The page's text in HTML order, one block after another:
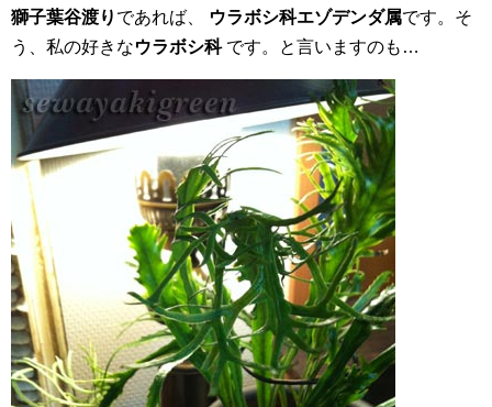
獅子葉谷渡り であれば、 ウラボシ科エゾデンダ属です。そ
う、私の好きなウラボシ科です。と言いますのも…